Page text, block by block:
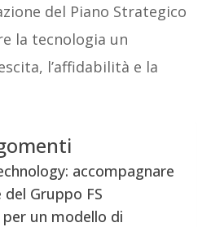
del Piano Strategico
la tecnologia un
l’affidabilità e la
accompagnare
del Gruppo FS
un modello di